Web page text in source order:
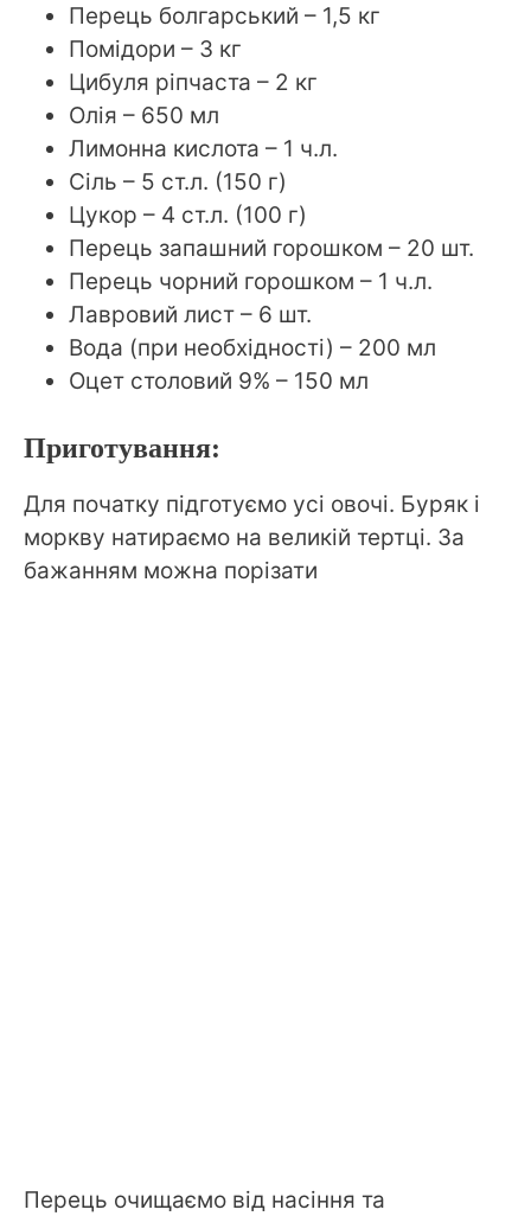
Перець болгарський – 1,5 кг
Помідори – 3 кг
Цибуля ріпчаста – 2 кг
Олія – 650 мл
Лимонна кислота – 1 ч.л.
Сіль – 5 ст.л. (150 г)
Цукор – 4 ст.л. (100 г)
Перець запашний горошком – 20 шт.
Перець чорний горошком – 1 ч.л.
Лавровий лист – 6 шт.
Вода (при необхідності) – 200 мл
Оцет столовий 9% – 150 мл
Приготування:
Для початку підготуємо усі овочі. Буряк і
моркву натираємо на великій тертці. За
бажанням можна порізати
Перець очищаємо від насіння та